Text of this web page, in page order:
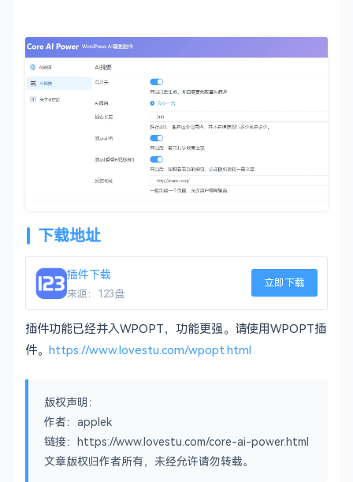
下载地址
插件下载
来源：123盘
立即下载
插件功能已经并入WPOPT，功能更强。请使用WPOPT插
件。 https://www.lovestu.com/wpopt.html
版权声明：
作者：applek
链接：https://www.lovestu.com/core-ai-power.html
文章版权归作者所有，未经允许请勿转载。